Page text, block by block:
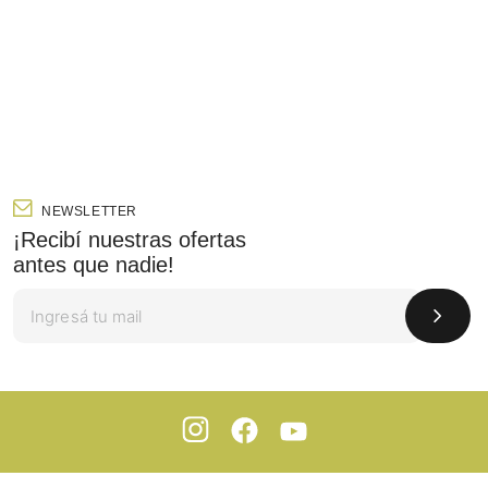
NEWSLETTER
¡Recibí nuestras ofertas
antes que nadie!